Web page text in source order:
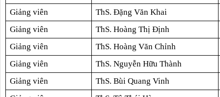
Giảng viên
ThS. Đặng Văn Khai
Giảng viên
ThS. Hoàng Thị Định
Giảng viên
ThS. Hoàng Văn Chỉnh
Giảng viên
ThS. Nguyễn Hữu Thành
Giảng viên
ThS. Bùi Quang Vinh